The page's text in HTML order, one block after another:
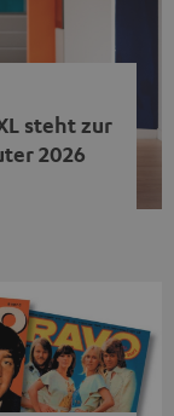
steht zur
2026
Technik,
Flexibilität in
für großen
mehr braucht.